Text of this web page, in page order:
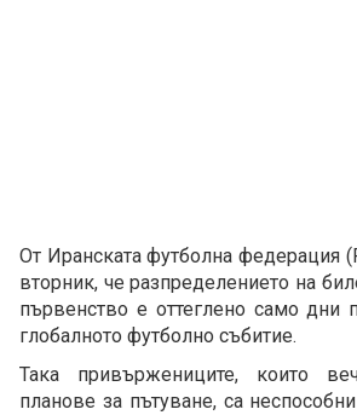
От Иранската футболна федерация
вторник, че разпределението на
първенство е оттеглено само дни
глобалното футболно събитие.
Така привържениците, които
планове за пътуване, са